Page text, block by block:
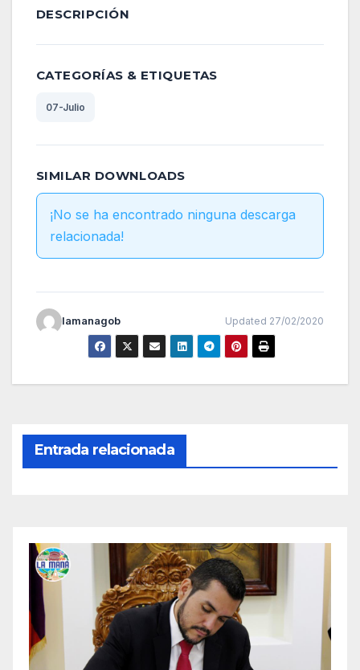
DESCRIPCIÓN
CATEGORÍAS & ETIQUETAS
07-Julio
SIMILAR DOWNLOADS
¡No se ha encontrado ninguna descarga
relacionada!
lamanagob Updated 27/02/2020
Entrada relacionada